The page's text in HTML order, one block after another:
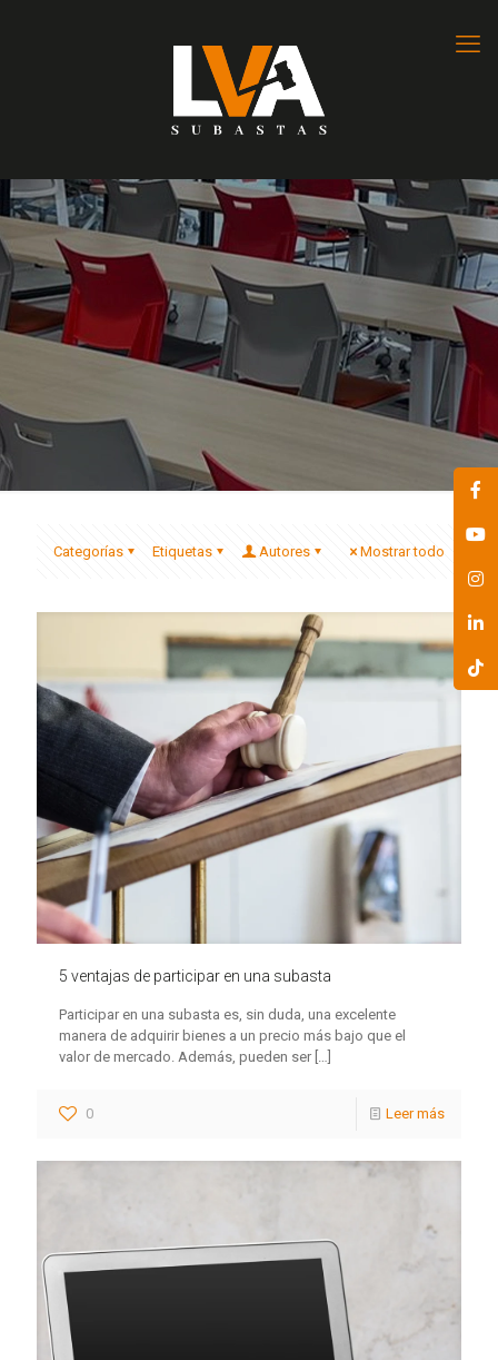
Categorías Etiquetas Autores Mostrar todo
5 ventajas de participar en una subasta
Participar en una subasta es, sin duda, una excelente
manera de adquirir bienes a un precio más bajo que el
valor de mercado. Además, pueden ser […]
0 Leer más